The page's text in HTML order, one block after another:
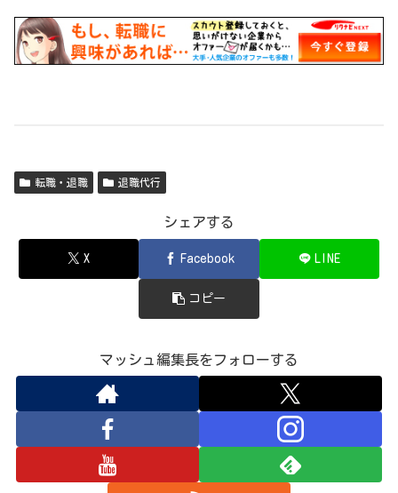
転職・退職 退職代行
シェアする
X Facebook LINE
コピー
マッシュ編集長をフォローする